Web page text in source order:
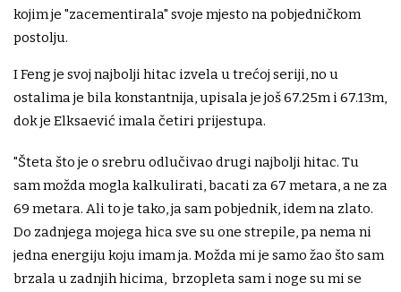
kojim je "zacementirala" svoje mjesto na pobjedničkom
postolju.
I Feng je svoj najbolji hitac izvela u trećoj seriji, no u
ostalima je bila konstantnija, upisala je još 67.25m i 67.13m,
dok je Elksaević imala četiri prijestupa.
"Šteta što je o srebru odlučivao drugi najbolji hitac. Tu
sam možda mogla kalkulirati, bacati za 67 metara, a ne za
69 metara. Ali to je tako, ja sam pobjednik, idem na zlato.
Do zadnjega mojega hica sve su one strepile, pa nema ni
jedna energiju koju imam ja. Možda mi je samo žao što sam
brzala u zadnjih hicima, brzopleta sam i noge su mi se